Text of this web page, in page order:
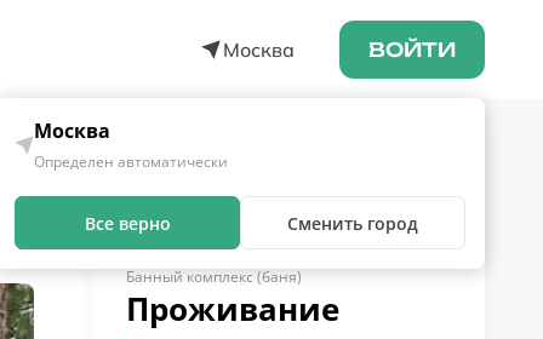
Москва ВОЙТИ
Москва
Определен автоматически
Все верно Сменить город
Банный комплекс (баня)
Проживание